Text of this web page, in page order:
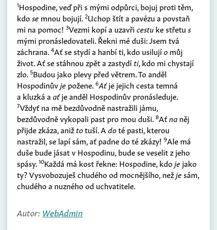
1Hospodine, veď při s mými odpůrci, bojuj proti těm,
kdose mnou bojují. 2Uchop štít a pavézu a povstaň
mi na pomoc! 3Vezmi kopí a uzavři cestu ke střetu s
mými pronásledovateli. Řekni mé duši: Jsem tvá
záchrana. 4Ať se stydí a hanbí ti, kdo usilujío můj
život. Ať se stáhnou zpět a zastydíti, kdo mi chystají
zlo. 5Budou jako plevy před větrem. To anděl
Hospodinůvje požene. 6Aťje jejich cesta temná
a kluzká a aťje anděl Hospodinův pronásleduje.
7Vždyť na mě bezdůvodně nastražili jámu,
bezdůvodně vykopali past pro mou duši. 8Aťna něj
přijde zkáza, aniž totuší. A doté pasti, kterou
nastražil, se lapí sám, ať padne do té zkázy! 9Ale má
duše bude jásat v Hospodinu, bude se veselit z jeho
spásy. 10Každá má kost řekne: Hospodine, kdoje jako
ty? Vysvobozuješ chudého od mocnějšího, nežjesám,
chudého a nuzného od uchvatitele.
Autor: WebAdmin